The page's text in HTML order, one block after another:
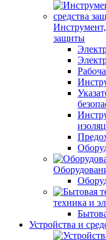
защиты
техника и
Устройства и